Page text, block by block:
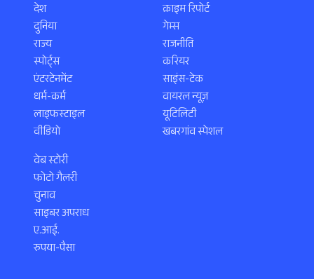
देश
दुनिया
राज्य
स्पोर्ट्स
एंटरटेनमेंट
धर्म-कर्म
लाइफस्टाइल
वीडियो
क्राइम रिपोर्ट
गेम्स
राजनीति
करियर
साइंस-टेक
वायरल न्यूज़
यूटिलिटी
खबरगांव स्पेशल
वेब स्टोरी
फोटो गैलरी
चुनाव
साइबर अपराध
ए.आई.
रुपया-पैसा